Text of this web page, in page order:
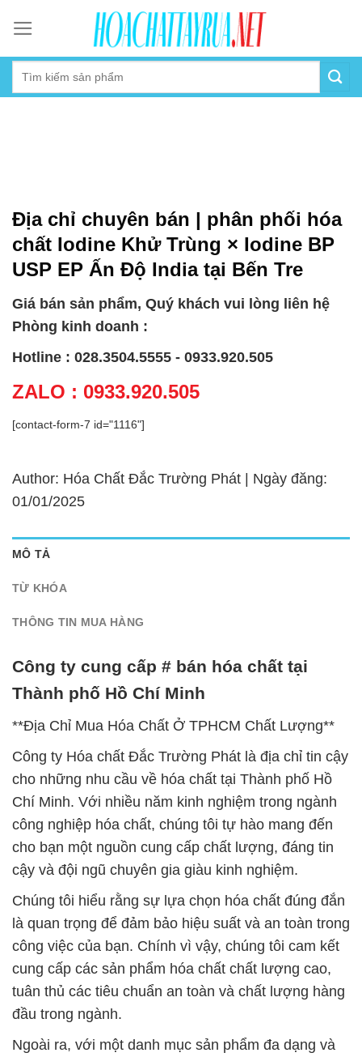
content
Địa chỉ chuyên bán | phân phối hóa
chất Iodine Khử Trùng × Iodine BP
USP EP Ấn Độ India tại Bến Tre
Giá bán sản phẩm, Quý khách vui lòng liên hệ
Phòng kinh doanh :
Hotline : 028.3504.5555 - 0933.920.505
ZALO : 0933.920.505
[contact-form-7 id="1116"]
Author: Hóa Chất Đắc Trường Phát | Ngày đăng:
01/01/2025
MÔ TẢ
TỪ KHÓA
THÔNG TIN MUA HÀNG
Công ty cung cấp # bán hóa chất tại
Thành phố Hồ Chí Minh
**Địa Chỉ Mua Hóa Chất Ở TPHCM Chất Lượng**
Công ty Hóa chất Đắc Trường Phát là địa chỉ tin cậy
cho những nhu cầu về hóa chất tại Thành phố Hồ
Chí Minh. Với nhiều năm kinh nghiệm trong ngành
công nghiệp hóa chất, chúng tôi tự hào mang đến
cho bạn một nguồn cung cấp chất lượng, đáng tin
cậy và đội ngũ chuyên gia giàu kinh nghiệm.
Chúng tôi hiểu rằng sự lựa chọn hóa chất đúng đắn
là quan trọng để đảm bảo hiệu suất và an toàn trong
công việc của bạn. Chính vì vậy, chúng tôi cam kết
cung cấp các sản phẩm hóa chất chất lượng cao,
tuân thủ các tiêu chuẩn an toàn và chất lượng hàng
đầu trong ngành.
Ngoài ra, với một danh mục sản phẩm đa dạng và